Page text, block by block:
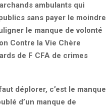
ambulants qui
sans payer le moindre
le manque de volonté
Contre la Vie Chère
de F CFA de crimes
déplorer, c’est le manque
d’un manque de